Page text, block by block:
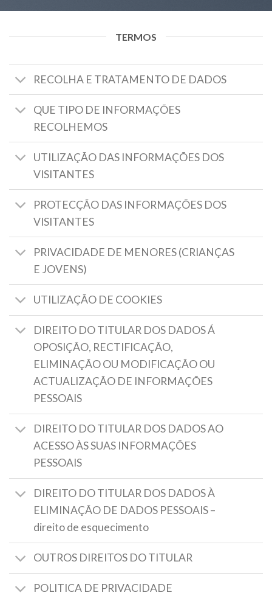
TERMOS
RECOLHA E TRATAMENTO DE DADOS
QUE TIPO DE INFORMAÇÕES
RECOLHEMOS
UTILIZAÇÃO DAS INFORMAÇÕES DOS
VISITANTES
PROTECÇÃO DAS INFORMAÇÕES DOS
VISITANTES
PRIVACIDADE DE MENORES (CRIANÇAS
E JOVENS)
UTILIZAÇÃO DE COOKIES
DIREITO DO TITULAR DOS DADOS Á
OPOSIÇÃO, RECTIFICAÇÃO,
ELIMINAÇÃO OU MODIFICAÇÃO OU
ACTUALIZAÇÃO DE INFORMAÇÕES
PESSOAIS
DIREITO DO TITULAR DOS DADOS AO
ACESSO ÀS SUAS INFORMAÇÕES
PESSOAIS
DIREITO DO TITULAR DOS DADOS À
ELIMINAÇÃO DE DADOS PESSOAIS –
direito de esquecimento
OUTROS DIREITOS DO TITULAR
POLITICA DE PRIVACIDADE